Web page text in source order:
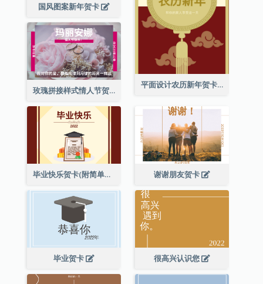
国风图案新年贺卡
平面设计农历新年贺卡与装饰
玫瑰拼接样式情人节贺卡
毕业快乐贺卡(附简单配图) 谢谢朋友贺卡
毕业贺卡 很高兴认识您